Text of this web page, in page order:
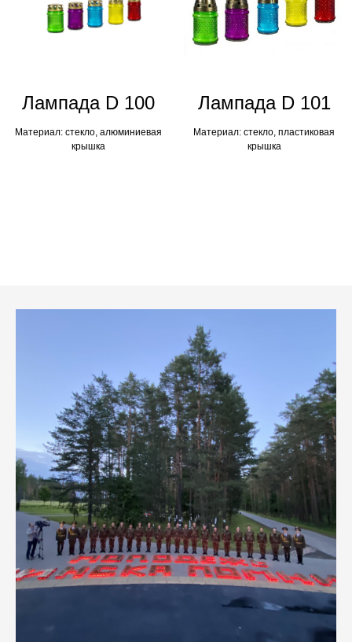
Лампадa D 100
Материал: стекло, алюминиевая
крышка
Лампадa D 101
Материал: стекло, пластиковая
крышка